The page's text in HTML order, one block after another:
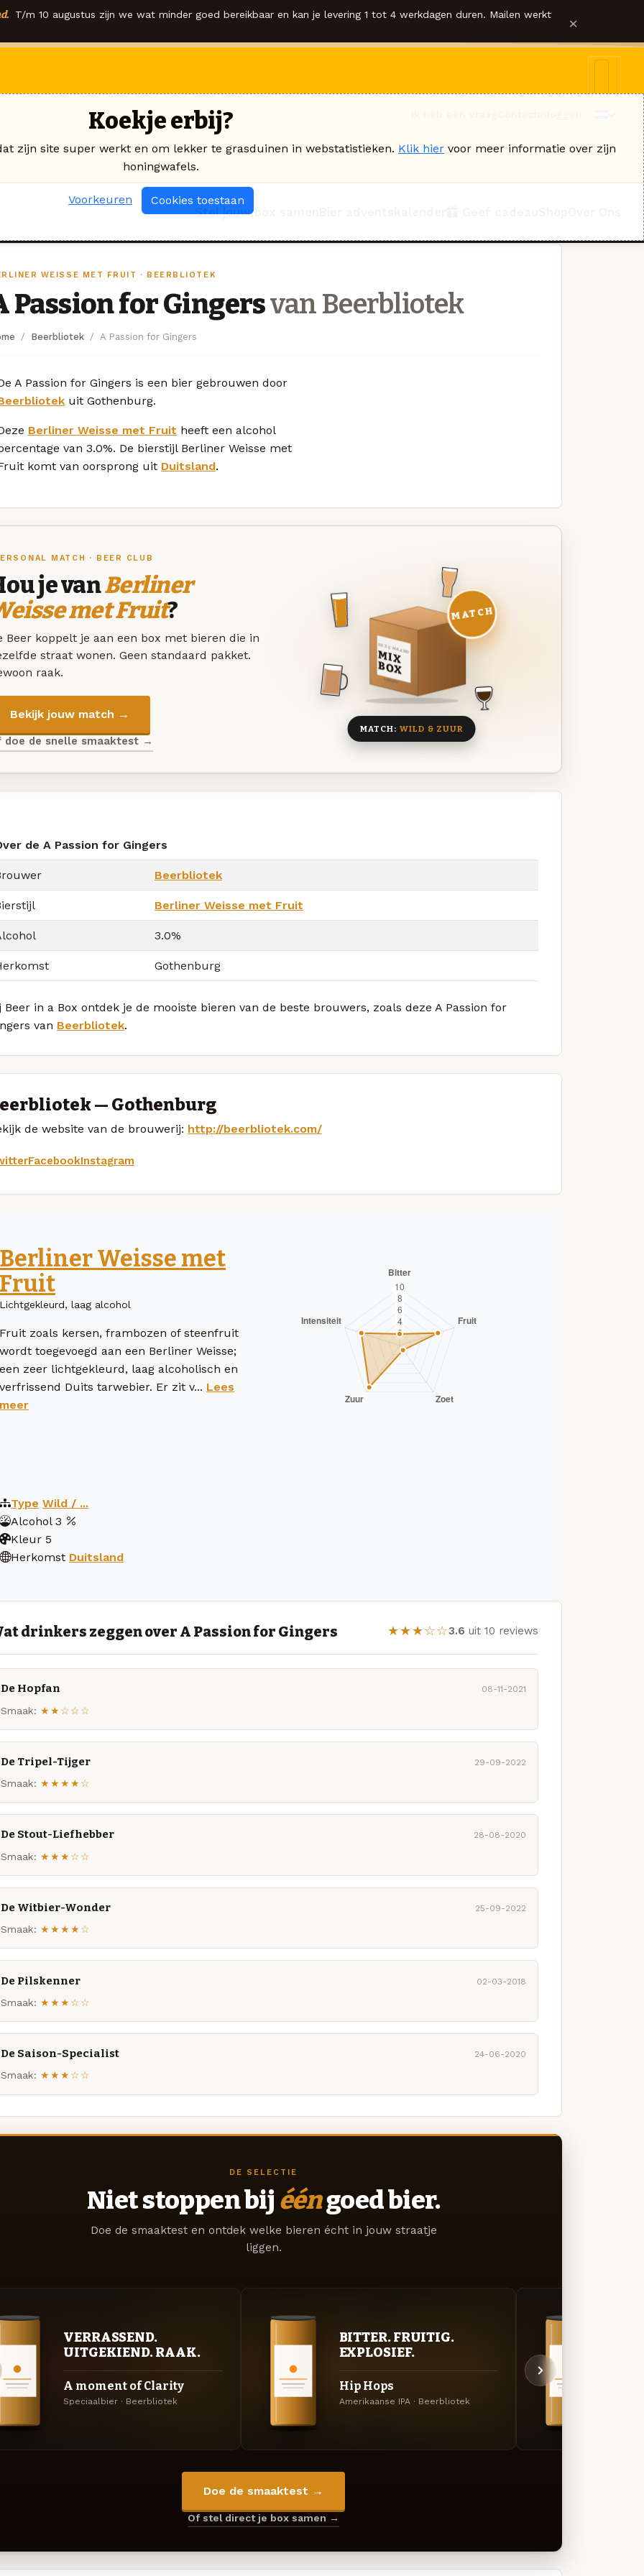
T/m 10 augustus zijn we wat minder goed bereikbaar en kan je levering 1 tot 4 werkdagen duren. Mailen werkt ×
Stel jouw box samen
WEISSE MET FRUIT · BEERBLIOTEK
Passion for Gingersvan Beerbliotek
Beerbliotek A Passion for Gingers
A Passion for Gingers is een bier gebrouwen door
uit Gothenburg.
Berliner Weisse met Fruit heeft een alcohol
van 3.0%. De bierstijl Berliner Weisse met
komt van oorsprong uit Duitsland.
MATCH · BEER CLUB
je vanBerliner
met Fruit?
Beer koppelt je aan een box met bieren die in
straat wonen. Geen standaard pakket.
raak.
Bekijk jouw match →
doe de snelle smaaktest →
DEZE MAAND
MIX
BOX
8 BIEREN
MATCH
MATCH: WILD & ZUUR
de A Passion for Gingers
Beerbliotek
Berliner Weisse met Fruit
3.0%
Gothenburg
Beer in a Box ontdek je de mooiste bieren van de beste brouwers, zoals deze A Passion for
van Beerbliotek.
— Gothenburg
de website van de brouwerij: http://beerbliotek.com/
FacebookInstagram
Berliner Weisse met
Fruit
Lichtgekleurd, laag alcohol
Fruit zoals kersen, frambozen of steenfruit
wordt toegevoegd aan een Berliner Weisse;
een zeer lichtgekleurd, laag alcoholisch en
verfrissend Duits tarwebier. Er zit v... Lees
meer
Type Wild / ...
Alcohol 3
Kleur 5
Herkomst Duitsland
drinkers zeggen over A Passion for Gingers ★★★☆☆3.6 uit 10 reviews
De Hopfan 08-11-2021
Smaak: ★★☆☆☆
De Tripel-Tijger 29-09-2022
Smaak: ★★★★☆
De Stout-Liefhebber 28-08-2020
Smaak: ★★★☆☆
De Witbier-Wonder 25-09-2022
Smaak: ★★★★☆
De Pilskenner 02-03-2018
Smaak: ★★★☆☆
De Saison-Specialist 24-06-2020
Smaak: ★★★☆☆
DE SELECTIE
Niet stoppen bij ééngoed bier.
Doe de smaaktest en ontdek welke bieren écht in jouw straatje
liggen.
VERRASSEND.
UITGEKIEND. RAAK.
A moment of Clarity
Speciaalbier · Beerbliotek
BITTER. FRUITIG.
EXPLOSIEF.
Hip Hops
Amerikaanse IPA · Beerbliotek
Doe de smaaktest →
Of stel direct je box samen →
Koekje erbij?
zijn site super werkt en om lekker te grasduinen in webstatistieken. Klik hier voor meer informatie over zijn
honingwafels.
Voorkeuren Cookies toestaan